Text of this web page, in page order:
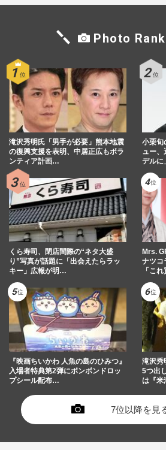
Photo
滝沢秀明氏「男手が必要」熊本地震
の復興支援を表明、中居正広もボラ
ンティア計画…
小栗旬
ュー
デル
くら寿司、閉店間際の“ネタ大盛
り”写真が話題に「出会えたらラッ
キー」広報が明…
Mrs.
ナツコ
「こ
『映画ちいかわ 人魚の島のひみつ』
入場者特典第2弾にボンボンドロッ
プシール配布…
滝沢秀
5つ出
は『
7位以降を見